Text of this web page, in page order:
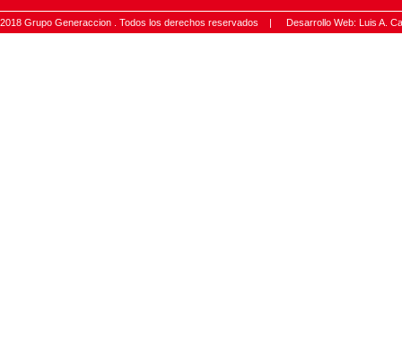
2018 Grupo Generaccion . Todos los derechos reservados | Desarrollo Web: Luis